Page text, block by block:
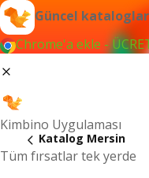
Güncel
Chrome'a ekle -
Kimbino Uygulaması
Tüm fırsatlar tek yerde
Katalog Mersin